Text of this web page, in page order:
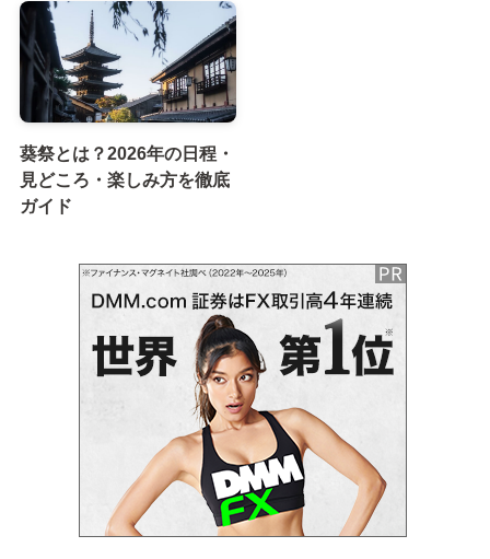
葵祭とは？2026年の日程・
見どころ・楽しみ方を徹底
ガイド